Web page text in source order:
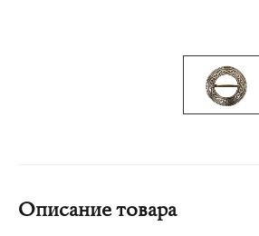
Описание товара